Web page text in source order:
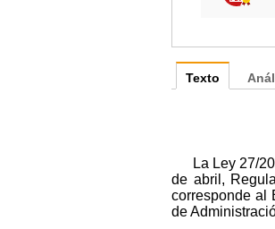
Texto
La Ley 27/
de abril,
corresponde al
de